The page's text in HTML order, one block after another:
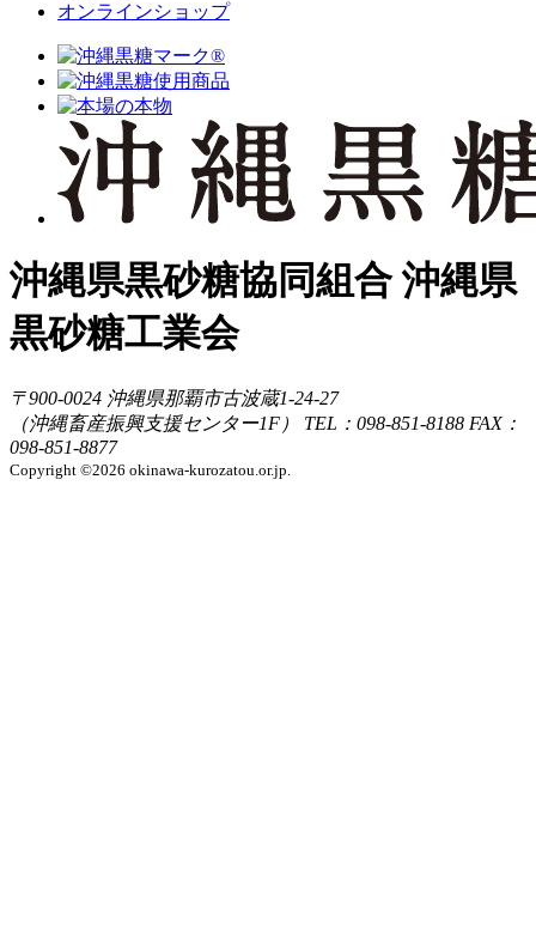
オンラインショップ
沖縄県黒砂糖協同組合 沖縄県
黒砂糖工業会
〒900-0024 沖縄県那覇市古波蔵1-24-27
（沖縄畜産振興支援センター1F）
TEL：098-851-8188 FAX：
098-851-8877
Copyright ©2026 okinawa-kurozatou.or.jp.